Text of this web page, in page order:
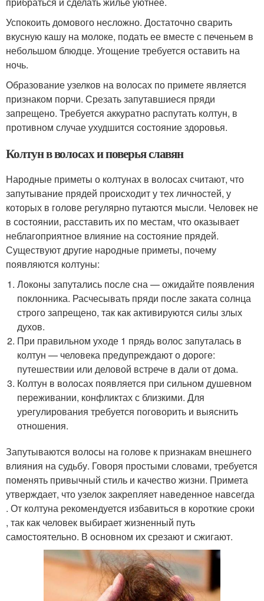
Успокоить домового несложно. Достаточно сварить
вкусную кашу на молоке, подать ее вместе с печеньем в
небольшом блюдце. Угощение требуется оставить на
ночь.
Образование узелков на волосах по примете является
признаком порчи. Срезать запутавшиеся пряди
запрещено. Требуется аккуратно распутать колтун, в
противном случае ухудшится состояние здоровья.
Колтун в волосах и поверья славян
Народные приметы о колтунах в волосах считают, что
запутывание прядей происходит у тех личностей, у
которых в голове регулярно путаются мысли. Человек не
в состоянии, расставить их по местам, что оказывает
неблагоприятное влияние на состояние прядей.
Существуют другие народные приметы, почему
появляются колтуны:
Локоны запутались после сна — ожидайте появления
поклонника. Расчесывать пряди после заката солнца
строго запрещено, так как активируются силы злых
духов.
При правильном уходе 1 прядь волос запуталась в
колтун — человека предупреждают о дороге:
путешествии или деловой встрече в дали от дома.
Колтун в волосах появляется при сильном душевном
переживании, конфликтах с близкими. Для
урегулирования требуется поговорить и выяснить
отношения.
Запутываются волосы на голове к признакам внешнего
влияния на судьбу. Говоря простыми словами, требуется
поменять привычный стиль и качество жизни. Примета
утверждает, что узелок закрепляет наведенное навсегда
. От колтуна рекомендуется избавиться в короткие сроки
, так как человек выбирает жизненный путь
самостоятельно. В основном их срезают и сжигают.